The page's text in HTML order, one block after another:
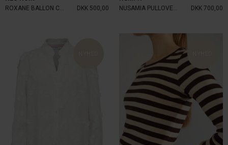
ROXANE BALLON CHECK PANTS
DKK 500,00
NUSAMIA PULLOVER FOREST NIGHT
DKK 700,00